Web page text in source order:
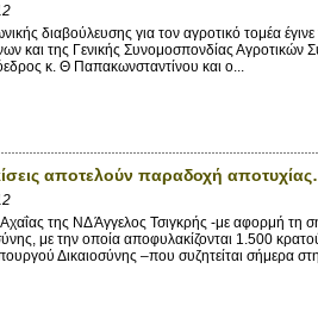
διαβούλευσης για τον αγροτικό τομέα
και της Γενικής Συνομοσπονδίας
κ. Θ Παπακωνσταντίνου και ο...
αποτελούν παραδοχή
της ΝΔ Άγγελος Τσιγκρής -με αφορμή τη
με την οποία αποφυλακίζονται 1.500
Δικαιοσύνης –που συζητείται σήμερα